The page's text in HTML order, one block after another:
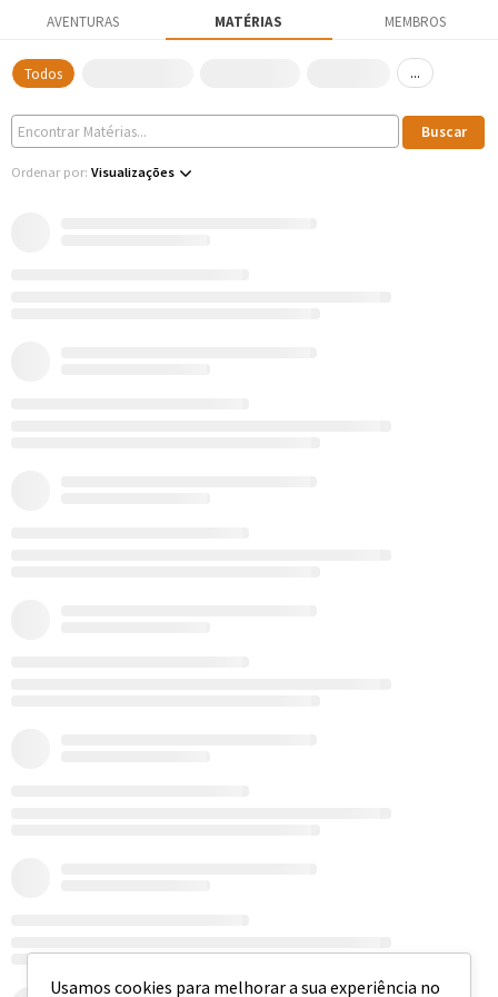
Usamos cookies para melhorar a sua experiência no
AVENTURAS MATÉRIAS MEMBROS
Todos ...
Ordenar por: Visualizações